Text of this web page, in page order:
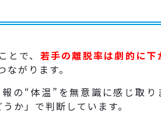
で、 若手の離脱率は劇的に下
がります。
の“体温”を無意識に感じ取り
か」で判断しています。